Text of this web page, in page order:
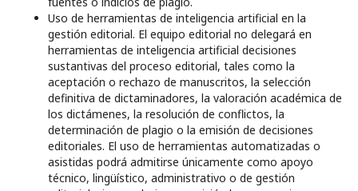
Uso de herramientas de inteligencia artificial en la
gestión editorial. El equipo editorial no delegará en
herramientas de inteligencia artificial decisiones
sustantivas del proceso editorial, tales como la
aceptación o rechazo de manuscritos, la selección
definitiva de dictaminadores, la valoración académica de
los dictámenes, la resolución de conflictos, la
determinación de plagio o la emisión de decisiones
editoriales. El uso de herramientas automatizadas o
asistidas podrá admitirse únicamente como apoyo
técnico, lingüístico, administrativo o de gestión